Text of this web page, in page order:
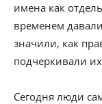
имена как
временем
значили, как
подчеркивали
Сегодня люди